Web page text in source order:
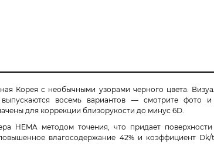
Корея с необычными узорами черного цвета.
выпускаются восемь вариантов — смотрите фото
для коррекции близорукости до минус 6D.
HEMA методом точения, что придает
влагосодержание 42% и коэффициент